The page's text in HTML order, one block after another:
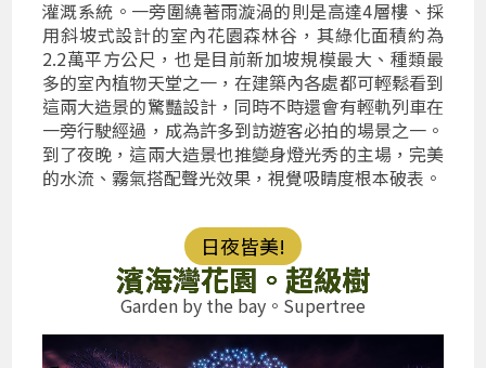
灌溉系統。一旁圍繞著雨漩渦的則是高達4層樓、採
用斜坡式設計的室內花園森林谷，其綠化面積約為
2.2萬平方公尺，也是目前新加坡規模最大、種類最
多的室內植物天堂之一，在建築內各處都可輕鬆看到
這兩大造景的驚豔設計，同時不時還會有輕軌列車在
一旁行駛經過，成為許多到訪遊客必拍的場景之一。
到了夜晚，這兩大造景也推變身燈光秀的主場，完美
的水流、霧氣搭配聲光效果，視覺吸睛度根本破表。
日夜皆美!
濱海灣花園。超級樹
Garden by the bay。Supertree